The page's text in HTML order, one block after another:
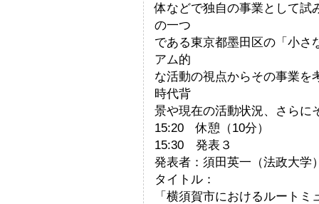
体などで独自の事業として試
の一つ
である東京都墨田区の「小さ
アム的
な活動の視点からその事業を
時代背
景や現在の活動状況、さらに
15:20 休憩（10分）
15:30 発表３
発表者：須田英一（法政大学
タイトル：
「横須賀市におけるルート